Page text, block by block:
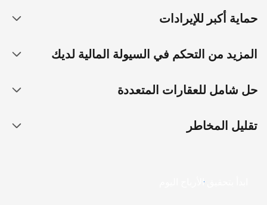
حماية أكبر للإيرادات
المزيد من التحكم في السيولة المالية لديك
حل شامل للعقارات المتعددة
تقليل المخاطر
ابدأ بتحقيق الأرباح اليوم